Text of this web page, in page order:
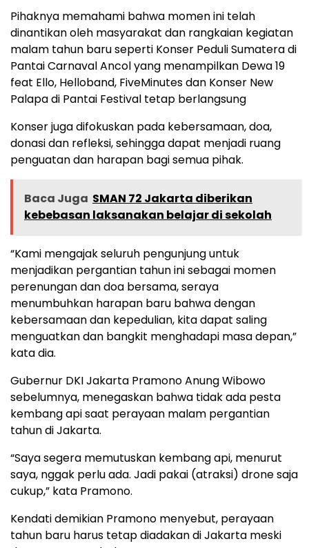
Pihaknya memahami bahwa momen ini telah
dinantikan oleh masyarakat dan rangkaian kegiatan
malam tahun baru seperti Konser Peduli Sumatera di
Pantai Carnaval Ancol yang menampilkan Dewa 19
feat Ello, Helloband, FiveMinutes dan Konser New
Palapa di Pantai Festival tetap berlangsung
Konser juga difokuskan pada kebersamaan, doa,
donasi dan refleksi, sehingga dapat menjadi ruang
penguatan dan harapan bagi semua pihak.
Baca Juga SMAN 72 Jakarta diberikan
kebebasan laksanakan belajar di sekolah
“Kami mengajak seluruh pengunjung untuk
menjadikan pergantian tahun ini sebagai momen
perenungan dan doa bersama, seraya
menumbuhkan harapan baru bahwa dengan
kebersamaan dan kepedulian, kita dapat saling
menguatkan dan bangkit menghadapi masa depan,”
kata dia.
Gubernur DKI Jakarta Pramono Anung Wibowo
sebelumnya, menegaskan bahwa tidak ada pesta
kembang api saat perayaan malam pergantian
tahun di Jakarta.
“Saya segera memutuskan kembang api, menurut
saya, nggak perlu ada. Jadi pakai (atraksi) drone saja
cukup,” kata Pramono.
Kendati demikian Pramono menyebut, perayaan
tahun baru harus tetap diadakan di Jakarta meski